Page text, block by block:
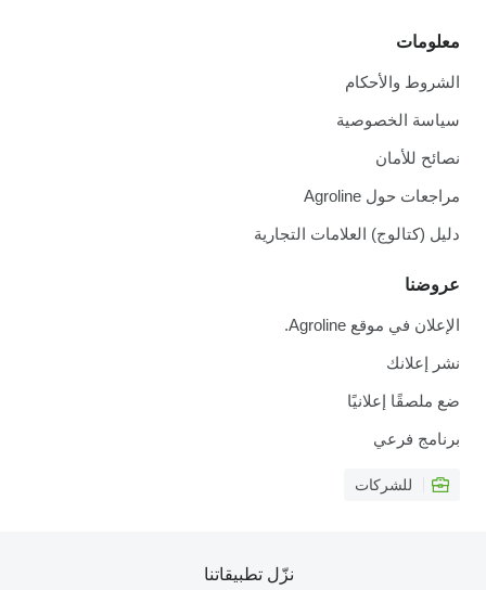
معلومات
الشروط والأحكام
سياسة الخصوصية
نصائح للأمان
مراجعات حول Agroline
دليل (كتالوج) العلامات التجارية
عروضنا
الإعلان في موقع Agroline.
نشر إعلانك
ضع ملصقًا إعلانيًا
برنامج فرعي
للشركات
نزّل تطبيقاتنا